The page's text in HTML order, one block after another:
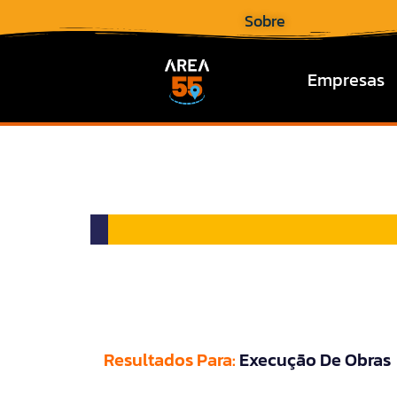
Sobre
Empresas
Resultados Para: Execução De Obras